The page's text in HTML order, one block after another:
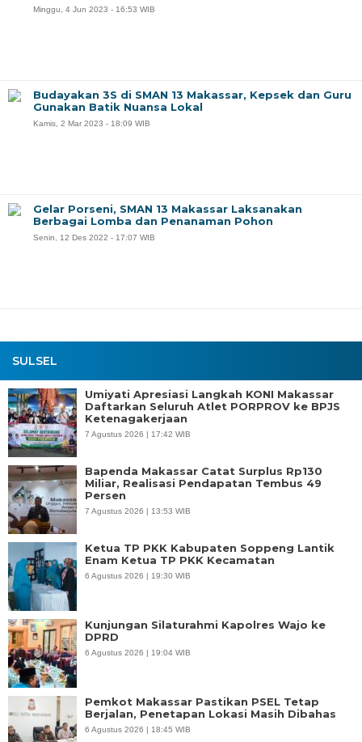
SULSEL
Umiyati Apresiasi Langkah KONI Makassar
Daftarkan Seluruh Atlet PORPROV ke BPJS
Ketenagakerjaan
7 Agustus 2026 | 17:42 WIB
Bapenda Makassar Catat Surplus Rp130
Miliar, Realisasi Pendapatan Tembus 49
Persen
7 Agustus 2026 | 13:53 WIB
Ketua TP PKK Kabupaten Soppeng Lantik
Enam Ketua TP PKK Kecamatan
6 Agustus 2026 | 19:30 WIB
Kunjungan Silaturahmi Kapolres Wajo ke
DPRD
6 Agustus 2026 | 19:04 WIB
Pemkot Makassar Pastikan PSEL Tetap
Berjalan, Penetapan Lokasi Masih Dibahas
6 Agustus 2026 | 18:45 WIB
Minggu, 4 Jun 2023 - 16:53 WIB
Budayakan 3S di SMAN 13 Makassar, Kepsek dan Guru
Gunakan Batik Nuansa Lokal
Kamis, 2 Mar 2023 - 18:09 WIB
Gelar Porseni, SMAN 13 Makassar Laksanakan
Berbagai Lomba dan Penanaman Pohon
Senin, 12 Des 2022 - 17:07 WIB